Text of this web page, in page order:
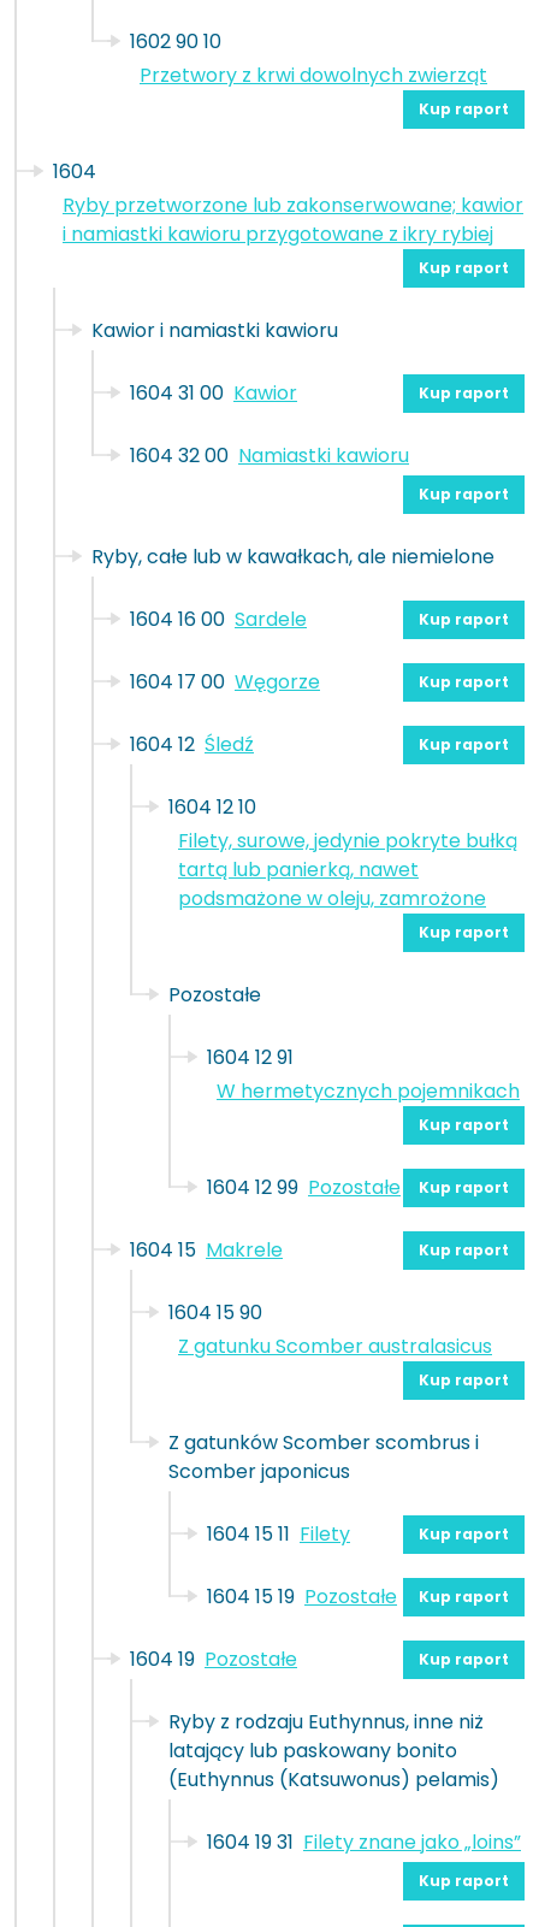
1602 90 10
Przetwory z krwi dowolnych zwierząt
Kup raport
1604
Ryby przetworzone lub zakonserwowane; kawior
i namiastki kawioru przygotowane z ikry rybiej
Kup raport
Kawior i namiastki kawioru
1604 31 00 Kawior Kup raport
1604 32 00 Namiastki kawioru
Kup raport
Ryby, całe lub w kawałkach, ale niemielone
1604 16 00 Sardele Kup raport
1604 17 00 Węgorze Kup raport
1604 12 Śledź Kup raport
1604 12 10
Filety, surowe, jedynie pokryte bułką
tartą lub panierką, nawet
podsmażone w oleju, zamrożone
Kup raport
Pozostałe
1604 12 91
W hermetycznych pojemnikach
Kup raport
1604 12 99 Pozostałe Kup raport
1604 15 Makrele Kup raport
1604 15 90
Z gatunku Scomber australasicus
Kup raport
Z gatunków Scomber scombrus i
Scomber japonicus
1604 15 11 Filety Kup raport
1604 15 19 Pozostałe Kup raport
1604 19 Pozostałe Kup raport
Ryby z rodzaju Euthynnus, inne niż
latający lub paskowany bonito
(Euthynnus (Katsuwonus) pelamis)
1604 19 31 Filety znane jako „loins”
Kup raport